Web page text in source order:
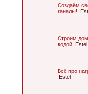
Создаём
каналы!
Строим
водой
Estel
Всё про
Estel